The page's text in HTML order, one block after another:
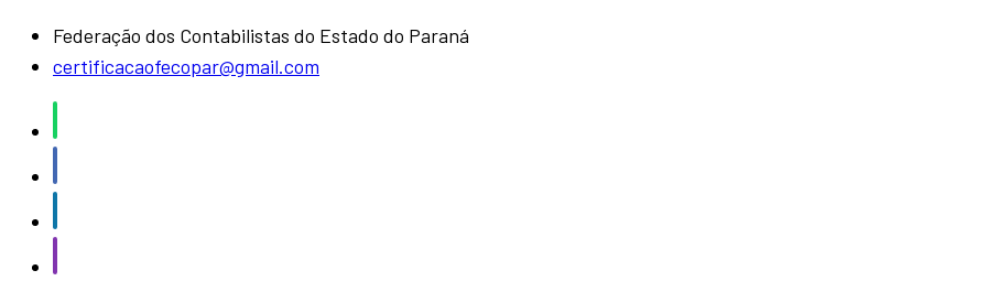
Federação dos Contabilistas do Estado do Paraná
certificacaofecopar@gmail.com